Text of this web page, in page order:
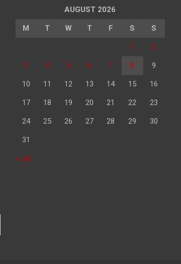
AUGUST 2026
M T W T F S S
1 2
3 4 5 6 7 8 9
10 11 12 13 14 15 16
17 18 19 20 21 22 23
24 25 26 27 28 29 30
31
« Jul